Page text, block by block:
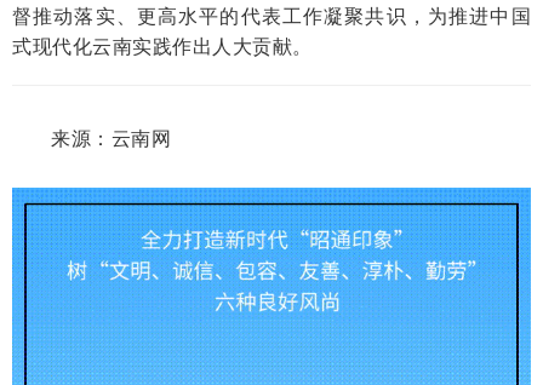
督推动落实、更高水平的代表工作凝聚共识，为推进中国
式现代化云南实践作出人大贡献。
来源：云南网